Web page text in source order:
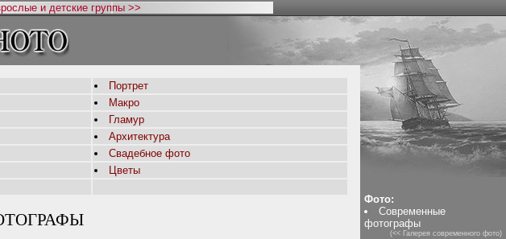
и детские группы >>
Портрет
Макро
Гламур
Архитектура
Свадебное фото
Цветы
Фото:
Современные
фотографы
(<< Галерея современного фото)